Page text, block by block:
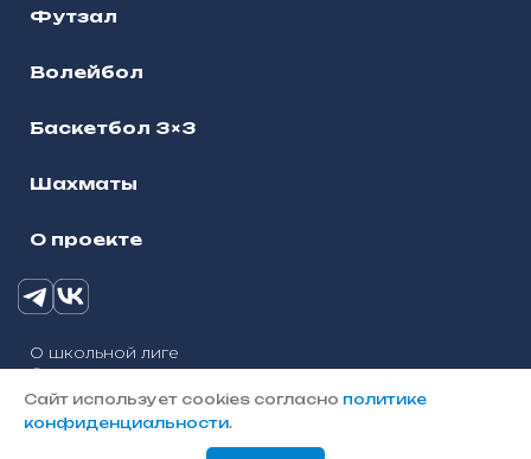
Футзал
Волейбол
Баскетбол 3×3
Шахматы
О проекте
О школьной лиге
© 2025, Школьная лига городского округа Наро-
Фоминск
Политика конфиденциальности
Сайт использует cookies согласно политике
конфиденциальности.